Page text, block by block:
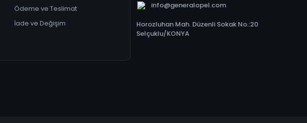
Ödeme ve Teslimat
İade ve Değişim
info@generalopel.com
Horozluhan Mah. Düzenli Sokak No.:20
Selçuklu/KONYA